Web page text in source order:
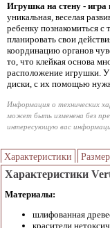
Игрушка на стену -
уникальная, веселая
ребенку познакомиться с
планировать свои
координацию органов
то, что клейкая основа
расположение игрушки.
диски, с их помощью
Информация о технических
может быть изменена без
интересующую вас
Характеристики
Характеристики
Материалы:
шлифованная
красители